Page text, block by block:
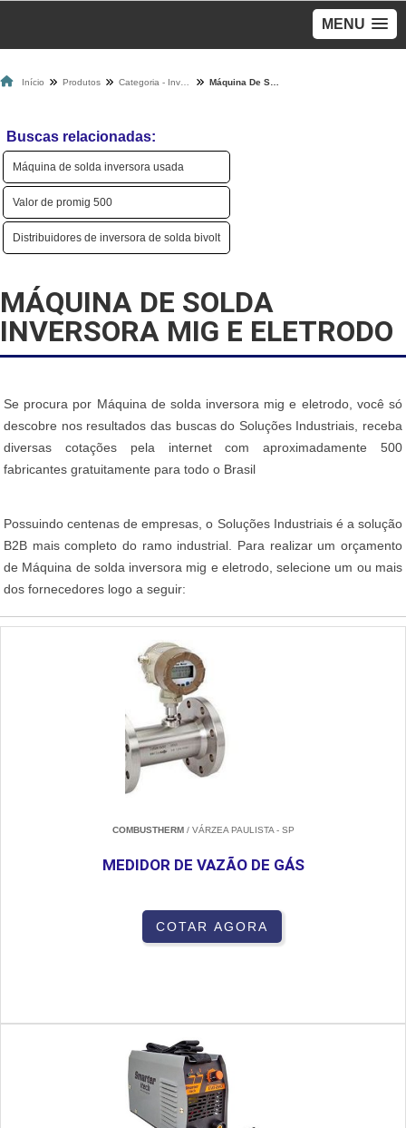
MENU
Início Produtos
Buscas relacionadas:
Máquina de solda inversora usada
Valor de promig 500
Distribuidores de inversora de solda bivolt
MÁQUINA DE SOLDA
INVERSORA MIG E ELETRODO
Se procura por Máquina de solda inversora mig e eletrodo, você só
descobre nos resultados das buscas do Soluções Industriais, receba
diversas cotações pela internet com aproximadamente 500
fabricantes gratuitamente para todo o Brasil
Possuindo centenas de empresas, o Soluções Industriais é a solução
B2B mais completo do ramo industrial. Para realizar um orçamento
de Máquina de solda inversora mig e eletrodo, selecione um ou mais
dos fornecedores logo a seguir:
COMBUSTHERM / VÁRZEA PAULISTA - SP
MEDIDOR DE VAZÃO DE GÁS
COTAR AGORA